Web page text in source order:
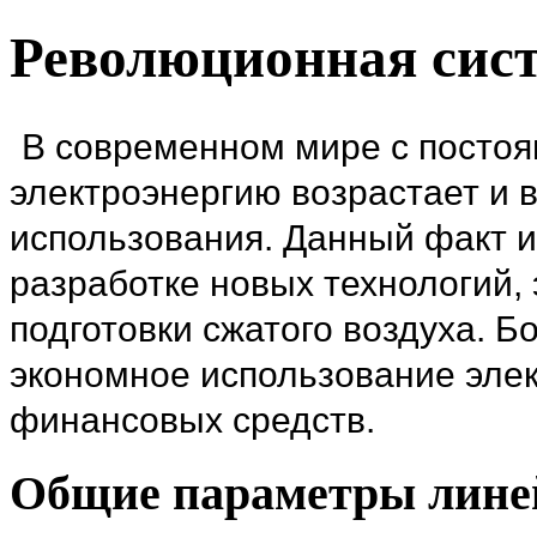
Революционная
В современном мире с
электроэнергию возрастает
использования. Данный факт
разработке новых
подготовки сжатого воздуха.
экономное использование
финансовых средств.
Общие параметры